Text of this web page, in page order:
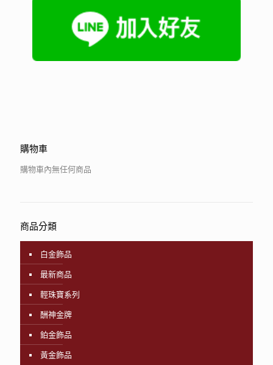
購物車
購物車內無任何商品
商品分類
白金飾品
最新商品
輕珠寶系列
酬神金牌
鉑金飾品
黃金飾品